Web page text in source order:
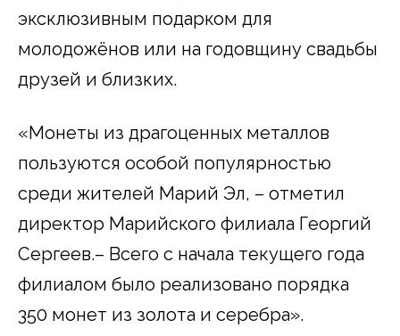
эксклюзивным подарком для
молодожёнов или на годовщину свадьбы
друзей и близких.
«Монеты из драгоценных металлов
пользуются особой популярностью
среди жителей Марий Эл, – отметил
директор Марийского филиала Георгий
Сергеев.– Всего с начала текущего года
филиалом было реализовано порядка
350 монет из золота и серебра».